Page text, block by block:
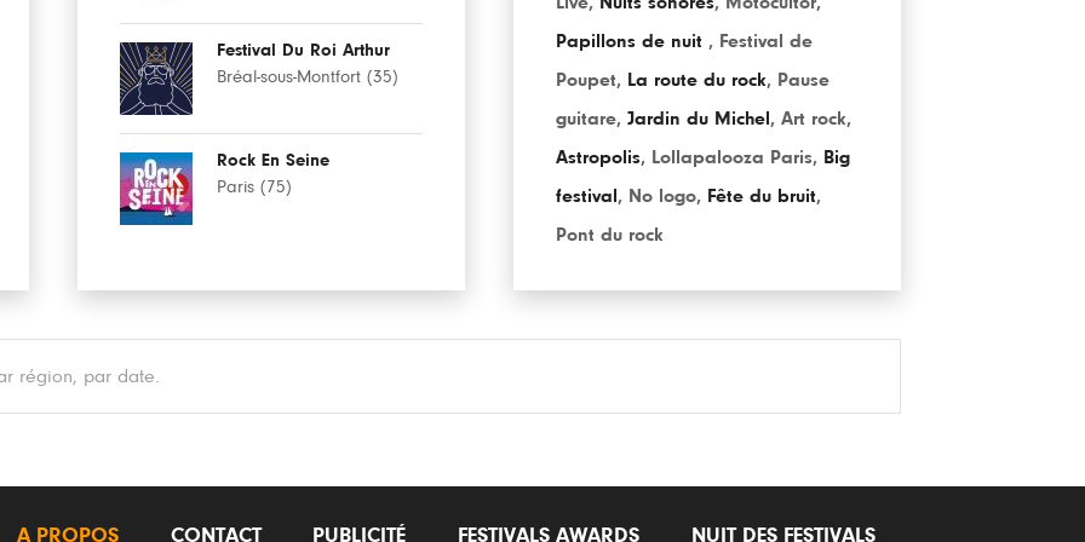
Festival Du Roi Arthur
Bréal-sous-Montfort (35)
Rock En Seine
Paris (75)
Papillons de nuit , Festival de
Poupet, La route du rock, Pause
guitare, Jardin du Michel , Art rock,
Astropolis, Lollapalooza Paris, Big
festival , No logo, Fête du bruit,
Pont du rock
région, par date.
A PROPOS CONTACT PUBLICITÉ FESTIVALS AWARDS NUIT DES FESTIVALS